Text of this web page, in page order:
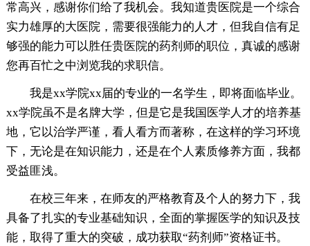
常高兴，感谢你们给了我机会。我知道贵医院是一个综合
实力雄厚的大医院，需要很强能力的人才，但我自信有足
够强的能力可以胜任贵医院的药剂师的职位，真诚的感谢
您再百忙之中浏览我的求职信。
我是xx学院xx届的专业的一名学生，即将面临毕业。
xx学院虽不是名牌大学，但是它是我国医学人才的培养基
地，它以治学严谨，看人看方而著称，在这样的学习环境
下，无论是在知识能力，还是在个人素质修养方面，我都
受益匪浅。
在校三年来，在师友的严格教育及个人的努力下，我
具备了扎实的专业基础知识，全面的掌握医学的知识及技
能，取得了重大的突破，成功获取“药剂师”资格证书。